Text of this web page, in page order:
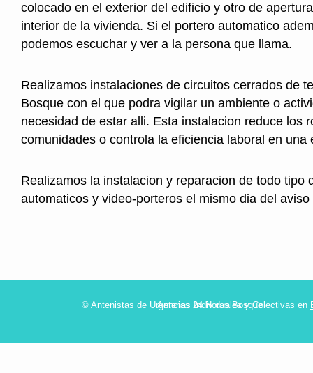
colocado en el exterior del edificio y otro de
interior de la vivienda. Si el portero automatico
podemos escuchar y ver a la persona que llama.
Realizamos instalaciones de circuitos cerrados de
Bosque con el que podra vigilar un ambiente o
necesidad de estar alli. Esta instalacion reduce los
comunidades o controla la eficiencia laboral en una
Realizamos la instalacion y reparacion de todo tipo
automaticos y video-porteros el mismo dia del
© Antenistas de Urgencias 24 Horas Bosque
Antenas Individuales y Colectivas en